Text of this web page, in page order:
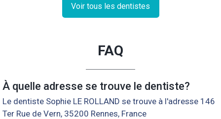
Voir tous les dentistes
FAQ
À quelle adresse se trouve le dentiste?
Le dentiste Sophie LE ROLLAND se trouve à l'adresse 146
Ter Rue de Vern, 35200 Rennes, France